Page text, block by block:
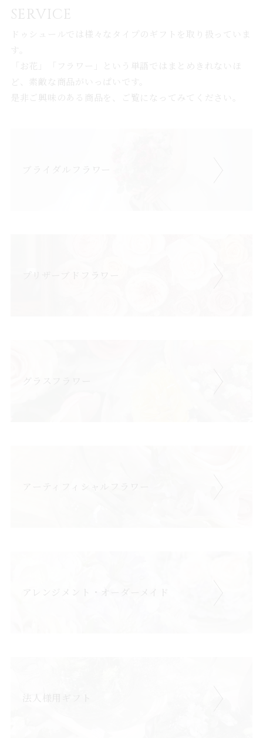
SERVICE
ドゥシュールでは様々なタイプのギフトを取り扱っていま
す。
「お花」「フラワー」という単語ではまとめきれないほ
ど、素敵な商品がいっぱいです。
是非ご興味のある商品を、ご覧になってみてください。
ブライダルフラワー
プリザーブドフラワー
グラスフラワー
アーティフィシャルフラワー
アレンジメント・オーダーメイド
法人様用ギフト